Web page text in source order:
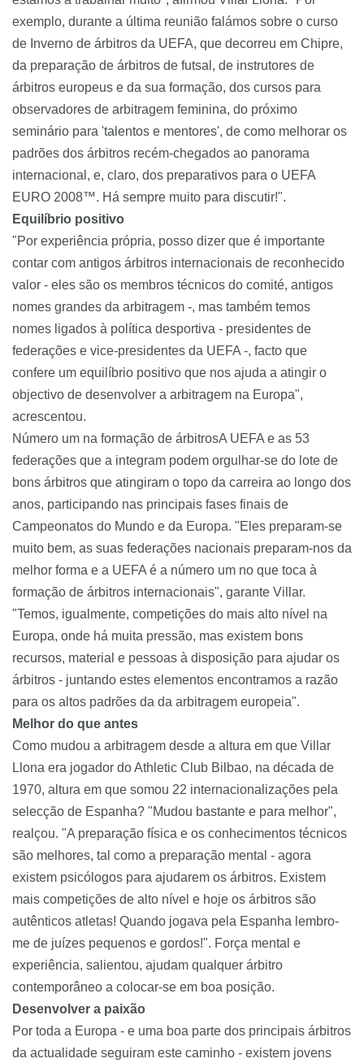
exemplo, durante a última reunião falámos sobre o curso
de Inverno de árbitros da UEFA, que decorreu em Chipre,
da preparação de árbitros de futsal, de instrutores de
árbitros europeus e da sua formação, dos cursos para
observadores de arbitragem feminina, do próximo
seminário para 'talentos e mentores', de como melhorar os
padrões dos árbitros recém-chegados ao panorama
internacional, e, claro, dos preparativos para o UEFA
EURO 2008™. Há sempre muito para discutir!".
Equilíbrio positivo
"Por experiência própria, posso dizer que é importante
contar com antigos árbitros internacionais de reconhecido
valor - eles são os membros técnicos do comité, antigos
nomes grandes da arbitragem -, mas também temos
nomes ligados à política desportiva - presidentes de
federações e vice-presidentes da UEFA -, facto que
confere um equilíbrio positivo que nos ajuda a atingir o
objectivo de desenvolver a arbitragem na Europa",
acrescentou.
Número um na formação de árbitrosA UEFA e as 53
federações que a integram podem orgulhar-se do lote de
bons árbitros que atingiram o topo da carreira ao longo dos
anos, participando nas principais fases finais de
Campeonatos do Mundo e da Europa. "Eles preparam-se
muito bem, as suas federações nacionais preparam-nos da
melhor forma e a UEFA é a número um no que toca à
formação de árbitros internacionais", garante Villar.
"Temos, igualmente, competições do mais alto nível na
Europa, onde há muita pressão, mas existem bons
recursos, material e pessoas à disposição para ajudar os
árbitros - juntando estes elementos encontramos a razão
para os altos padrões da da arbitragem europeia".
Melhor do que antes
Como mudou a arbitragem desde a altura em que Villar
Llona era jogador do Athletic Club Bilbao, na década de
1970, altura em que somou 22 internacionalizações pela
selecção de Espanha? "Mudou bastante e para melhor",
realçou. "A preparação física e os conhecimentos técnicos
são melhores, tal como a preparação mental - agora
existem psicólogos para ajudarem os árbitros. Existem
mais competições de alto nível e hoje os árbitros são
autênticos atletas! Quando jogava pela Espanha lembro-
me de juízes pequenos e gordos!". Força mental e
experiência, salientou, ajudam qualquer árbitro
contemporâneo a colocar-se em boa posição.
Desenvolver a paixão
Por toda a Europa - e uma boa parte dos principais árbitros
da actualidade seguiram este caminho - existem jovens